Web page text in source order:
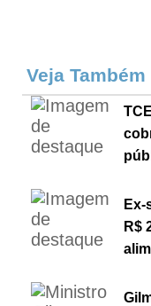
Veja Também
R$